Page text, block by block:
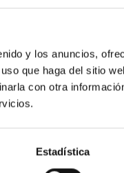
y los anuncios,
que haga del sitio
con otra
Estadística
Cumbres